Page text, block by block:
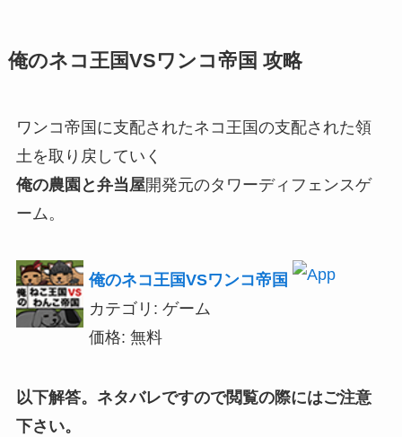
俺のネコ王国VSワンコ帝国 攻略
ワンコ帝国に支配されたネコ王国の支配された領
土を取り戻していく
俺の農園と弁当屋開発元のタワーディフェンスゲ
ーム。
俺のネコ王国VSワンコ帝国
カテゴリ: ゲーム
価格: 無料
以下解答。ネタバレですので閲覧の際にはご注意
下さい。